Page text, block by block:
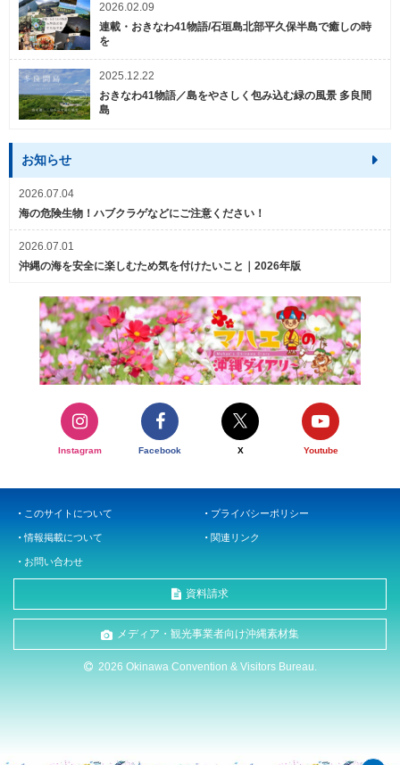
2026.02.09
連載・おきなわ41物語/石垣島北部平久保半島で癒しの時
を
2025.12.22
おきなわ41物語／島をやさしく包み込む緑の風景 多良間
島
お知らせ
2026.07.04
海の危険生物！ハブクラゲなどにご注意ください！
2026.07.01
沖縄の海を安全に楽しむため気を付けたいこと｜2026年版
Instagram Facebook X Youtube
このサイトについて プライバシーポリシー
情報掲載について 関連リンク
お問い合わせ
資料請求
メディア・観光事業者向け沖縄素材集
2026 Okinawa Convention & Visitors Bureau.